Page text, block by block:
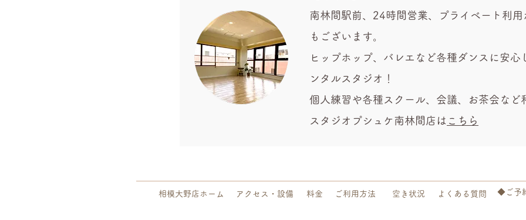
南林間駅前、24時間営業、プライベート利
もございます。
ヒップホップ、バレエなど各種ダンスに安心
ンタルスタジオ！
個人練習や各種スクール、会議、お茶会など
​スタジオプシュケ南林間店は こちら
相模大野店ホーム アクセス・設備 料金 ご利用方法 空き状況 よくある質問 ◆ご予